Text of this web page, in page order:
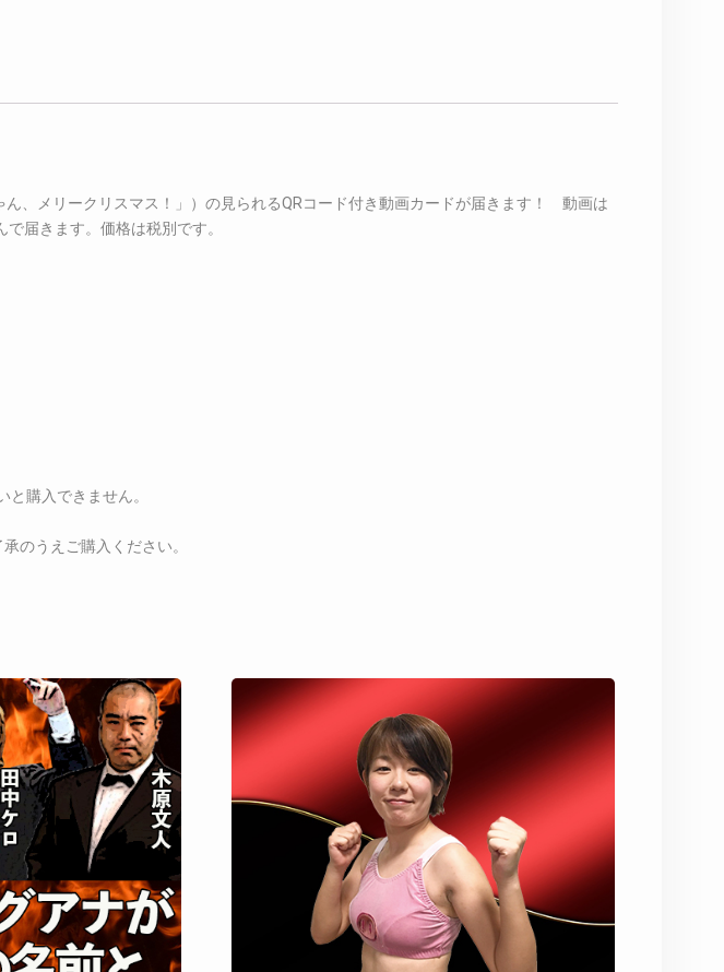
、メリークリスマス！」）の見られるQRコード付き動画カードが届きます！ 動画は
届きます。価格は税別です。
購入できません。
のうえご購入ください。